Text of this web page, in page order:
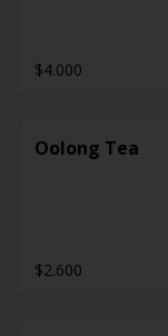
$4.000
Oolong Tea
$2.600